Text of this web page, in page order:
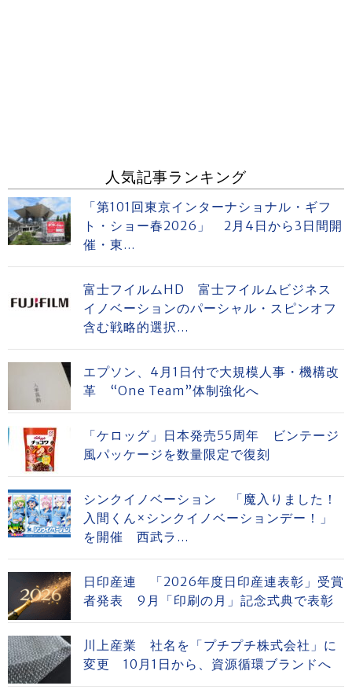
人気記事ランキング
「第101回東京インターナショナル・ギフ
ト・ショー春2026」 2月4日から3日間開
催・東...
富士フイルムHD 富士フイルムビジネス
イノベーションのパーシャル・スピンオフ
含む戦略的選択...
エプソン、4月1日付で大規模人事・機構改
革 “One Team”体制強化へ
「ケロッグ」日本発売55周年 ビンテージ
風パッケージを数量限定で復刻
シンクイノベーション 「魔入りました！
入間くん×シンクイノベーションデー！」
を開催 西武ラ...
日印産連 「2026年度日印産連表彰」受賞
者発表 9月「印刷の月」記念式典で表彰
川上産業 社名を「プチプチ株式会社」に
変更 10月1日から、資源循環ブランドへ